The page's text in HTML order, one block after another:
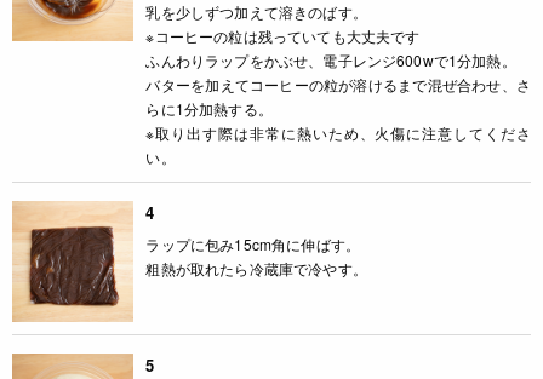
乳を少しずつ加えて溶きのばす。
※コーヒーの粒は残っていても大丈夫です
ふんわりラップをかぶせ、電子レンジ600wで1分加熱。
バターを加えてコーヒーの粒が溶けるまで混ぜ合わせ、さ
らに1分加熱する。
※取り出す際は非常に熱いため、火傷に注意してくださ
い。
4
ラップに包み15cm角に伸ばす。
粗熱が取れたら冷蔵庫で冷やす。
5